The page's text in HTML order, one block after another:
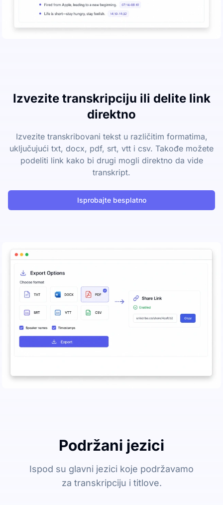
Izvezite transkripciju ili delite link
direktno
Izvezite transkribovani tekst u različitim formatima,
uključujući txt, docx, pdf, srt, vtt i csv. Takođe možete
podeliti link kako bi drugi mogli direktno da vide
transkript.
Isprobajte besplatno
Podržani jezici
Ispod su glavni jezici koje podržavamo
za transkripciju i titlove.